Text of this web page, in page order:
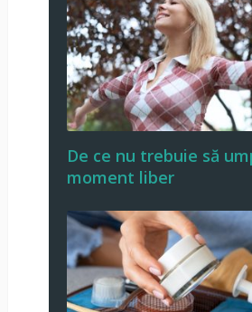
De ce nu trebuie să
moment liber